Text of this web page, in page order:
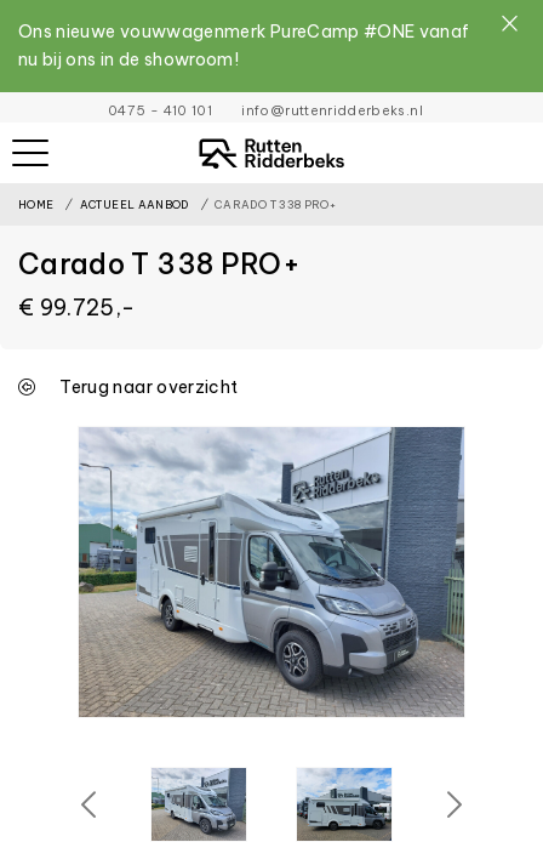
must
and
be
placed
inside
assets
0475 - 410 101 info@ruttenridderbeks.nl
Ons nieuwe vouwwagenmerk PureCamp #ONE vanaf
nu bij ons in de showroom!
HOME ACTUEEL AANBOD CARADO T 338 PRO+
Carado T 338 PRO+
€ 99.725,-
Terug naar overzicht